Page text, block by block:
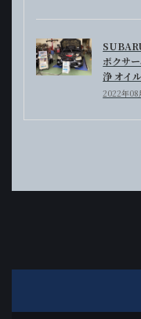
ボクサ
浄 オイ
2022年08